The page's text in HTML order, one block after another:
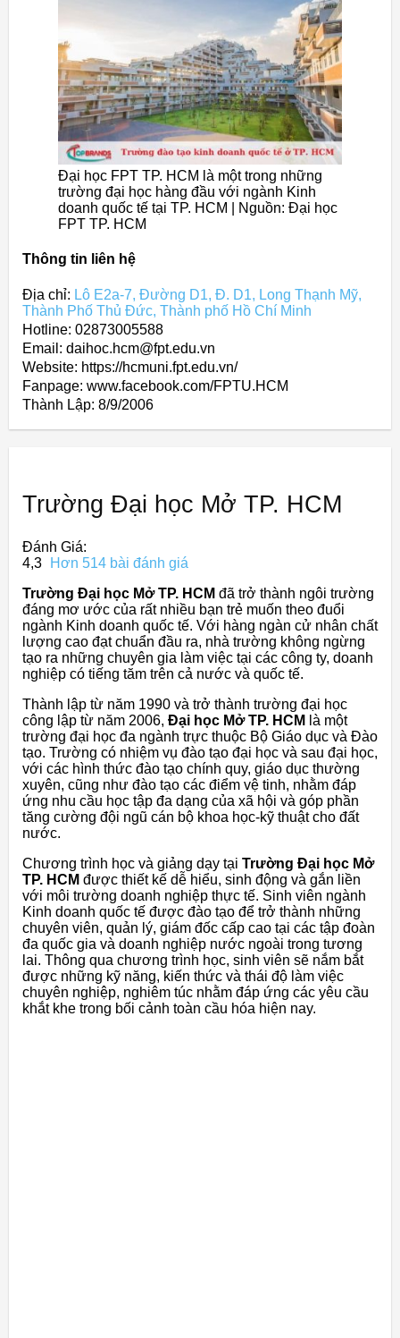
Đại học FPT TP. HCM là một trong những
trường đại học hàng đầu với ngành Kinh
doanh quốc tế tại TP. HCM | Nguồn: Đại học
FPT TP. HCM
Thông tin liên hệ
Địa chỉ: Lô E2a-7, Đường D1, Đ. D1, Long Thạnh Mỹ,
Thành Phố Thủ Đức, Thành phố Hồ Chí Minh
Hotline: 02873005588
Email: daihoc.hcm@fpt.edu.vn
Website: https://hcmuni.fpt.edu.vn/
Fanpage: www.facebook.com/FPTU.HCM
Thành Lập: 8/9/2006
Trường Đại học Mở TP. HCM
Đánh Giá:
4,3
Hơn 514 bài đánh giá
Trường Đại học Mở TP. HCM đã trở thành ngôi trường
đáng mơ ước của rất nhiều bạn trẻ muốn theo đuổi
ngành Kinh doanh quốc tế. Với hàng ngàn cử nhân chất
lượng cao đạt chuẩn đầu ra, nhà trường không ngừng
tạo ra những chuyên gia làm việc tại các công ty, doanh
nghiệp có tiếng tăm trên cả nước và quốc tế.
Thành lập từ năm 1990 và trở thành trường đại học
công lập từ năm 2006, Đại học Mở TP. HCM là một
trường đại học đa ngành trực thuộc Bộ Giáo dục và Đào
tạo. Trường có nhiệm vụ đào tạo đại học và sau đại học,
với các hình thức đào tạo chính quy, giáo dục thường
xuyên, cũng như đào tạo các điểm vệ tinh, nhằm đáp
ứng nhu cầu học tập đa dạng của xã hội và góp phần
tăng cường đội ngũ cán bộ khoa học-kỹ thuật cho đất
nước.
Chương trình học và giảng dạy tại Trường Đại học Mở
TP. HCM được thiết kế dễ hiểu, sinh động và gắn liền
với môi trường doanh nghiệp thực tế. Sinh viên ngành
Kinh doanh quốc tế được đào tạo để trở thành những
chuyên viên, quản lý, giám đốc cấp cao tại các tập đoàn
đa quốc gia và doanh nghiệp nước ngoài trong tương
lai. Thông qua chương trình học, sinh viên sẽ nắm bắt
được những kỹ năng, kiến thức và thái độ làm việc
chuyên nghiệp, nghiêm túc nhằm đáp ứng các yêu cầu
khắt khe trong bối cảnh toàn cầu hóa hiện nay.